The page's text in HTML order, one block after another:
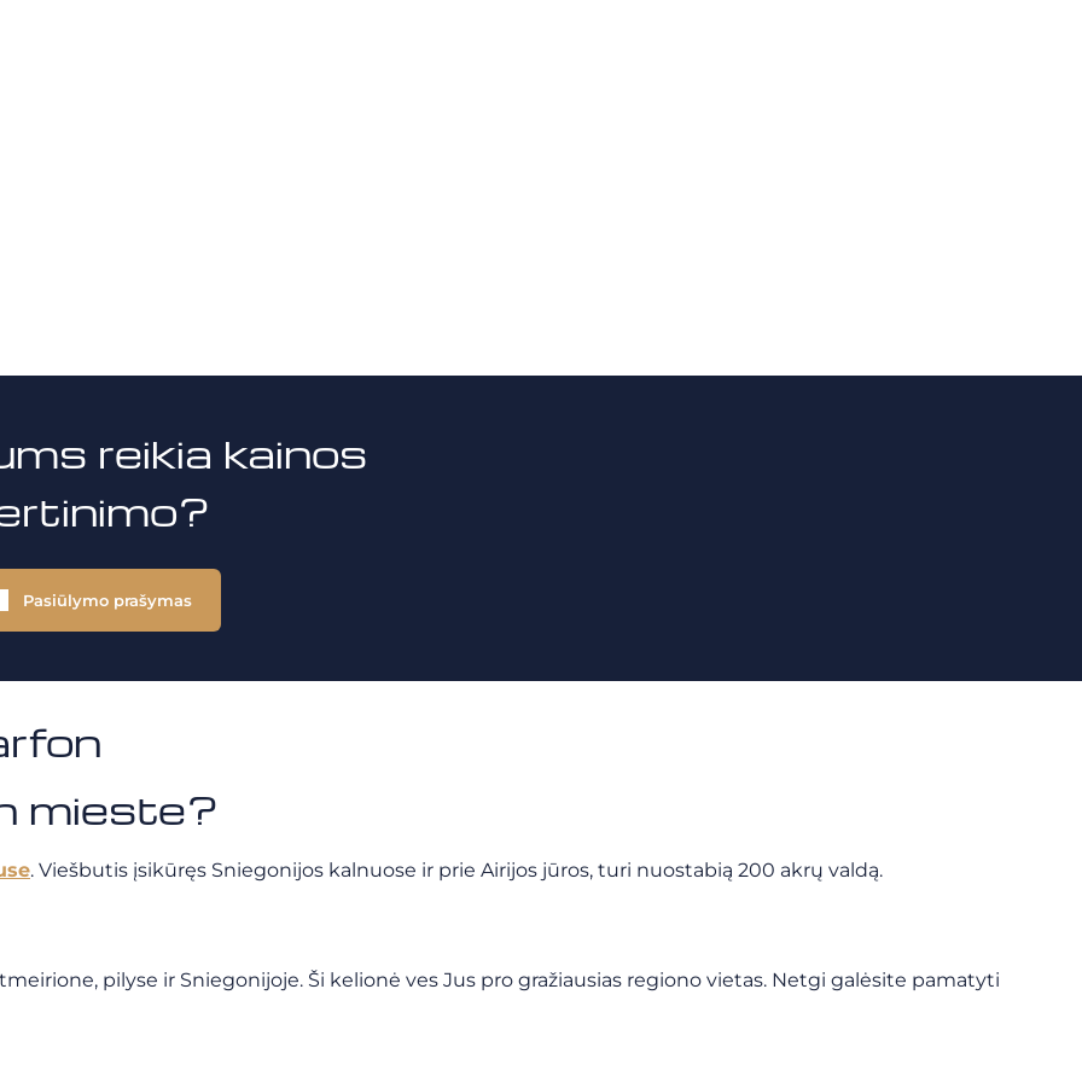
reikia kainos
Pasiūlymo prašymas
mieste?
. Viešbutis įsikūręs Sniegonijos kalnuose ir prie Airijos jūros, turi nuostabią 200 akrų valdą.
pilyse ir Sniegonijoje. Ši kelionė ves Jus pro gražiausias regiono vietas. Netgi galėsite pamatyti